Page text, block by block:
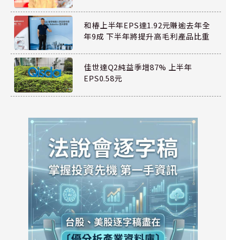
和椿上半年EPS達1.92元賺逾去年全
年9成 下半年將提升高毛利產品比重
佳世達Q2純益季增87% 上半年
EPS0.58元